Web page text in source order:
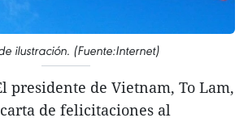
ilustración. (Fuente:Internet)
presidente de Vietnam, To Lam,
de felicitaciones al